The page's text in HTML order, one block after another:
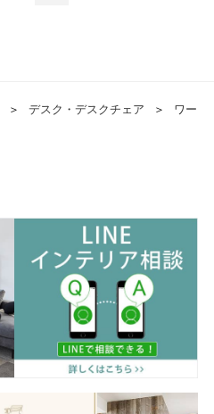
＞ デスク・デスクチェア ＞
ワー